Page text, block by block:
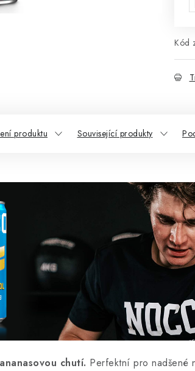
Kód
produktu Související produkty
chutí. Perfektní pro nadšené